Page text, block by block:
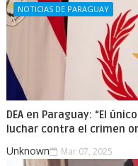
NOTICIAS DE PARAGUAY
DEA en Paraguay: “El
luchar contra el crimen
Unknown Mar 07, 2025